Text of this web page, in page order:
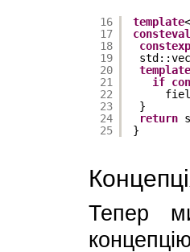
16
17
18
19
20
21
22
23
24
25
template<
consteval
template
if
}
return
}
Тепер